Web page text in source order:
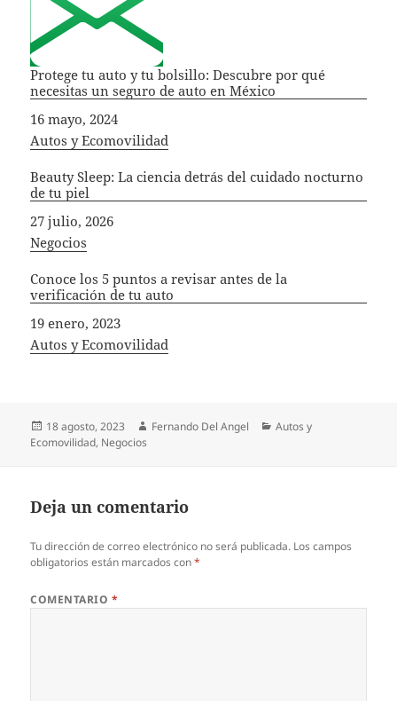
Protege tu auto y tu bolsillo: Descubre por qué
necesitas un seguro de auto en México
Fecha
16 mayo, 2024
In relation to
Autos y Ecomovilidad
Beauty Sleep: La ciencia detrás del cuidado nocturno
de tu piel
Fecha
27 julio, 2026
In relation to
Negocios
Conoce los 5 puntos a revisar antes de la
verificación de tu auto
Fecha
19 enero, 2023
In relation to
Autos y Ecomovilidad
Publicado
el
18 agosto, 2023 Autor
Fernando Del Angel Categorías
Autos y
Ecomovilidad, Negocios
Deja un comentario
Tu dirección de correo electrónico no será publicada. Los campos
obligatorios están marcados con*
COMENTARIO *